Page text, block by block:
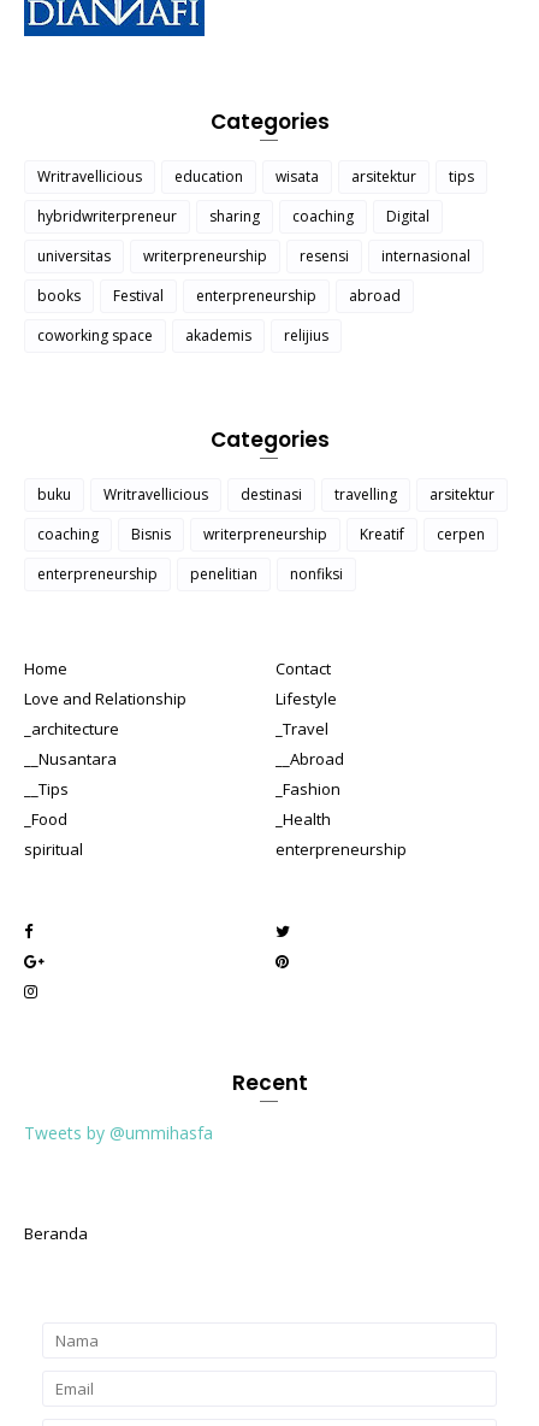
Categories
Writravellicious education wisata arsitektur
tips
hybridwriterpreneur
sharing coaching
Digital
universitas
writerpreneurship resensi
internasional
books
Festival enterpreneurship
abroad
coworking space
akademis relijius
Categories
buku Writravellicious destinasi travelling
arsitektur
coaching
Bisnis writerpreneurship Kreatif
cerpen
enterpreneurship
penelitian nonfiksi
Home
Contact
Love and Relationship
Lifestyle
_architecture
_Travel
__Nusantara
__Abroad
__Tips
_Fashion
_Food
_Health
spiritual
enterpreneurship
Recent
Tweets by @ummihasfa
Beranda